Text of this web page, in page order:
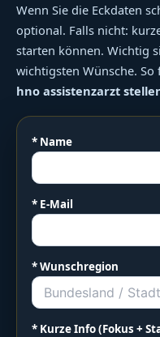
Wenn Sie die Eckdaten
optional. Falls nicht:
starten können. Wichtig
wichtigsten Wünsche.
hno assistenzarzt
* Name
* E-Mail
* Wunschregion
* Kurze Info (Fokus +